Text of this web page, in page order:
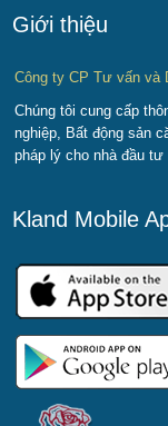
Giới thiệu
Công ty CP Tư vấn và
Chúng tôi cung cấp
nghiệp, Bất động sản
pháp lý cho nhà đầu tư
Kland Mobile